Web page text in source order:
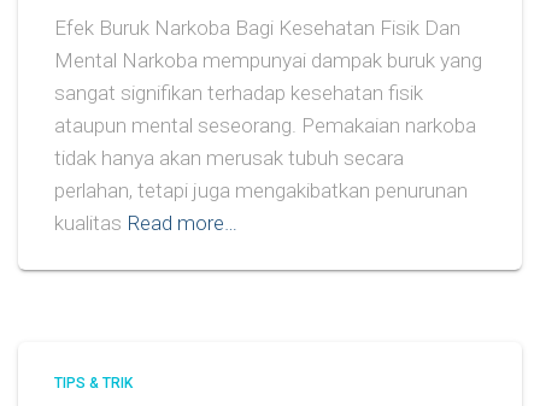
Efek Buruk Narkoba Bagi Kesehatan Fisik Dan
Mental Narkoba mempunyai dampak buruk yang
sangat signifikan terhadap kesehatan fisik
ataupun mental seseorang. Pemakaian narkoba
tidak hanya akan merusak tubuh secara
perlahan, tetapi juga mengakibatkan penurunan
kualitas Read more…
TIPS & TRIK